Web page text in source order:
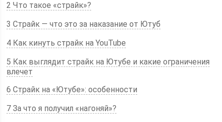
2 Что такое «страйк»?
3 Страйк — что это за наказание от Ютуб
4 Как кинуть страйк на YouTube
5 Как выглядит страйк на Ютубе и какие ограничения
влечет
6 Страйк на «Ютубе»: особенности
7 За что я получил «нагоняй»?